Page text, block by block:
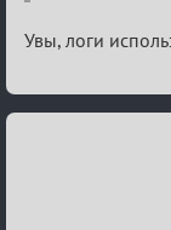
Увы, логи